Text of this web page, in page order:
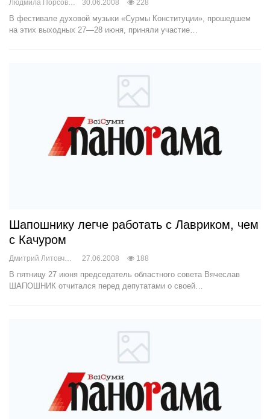
Людмила Порсова 30.06.2008 228
В фестивале духовой музыки «Сурмы Конституции», прошедшем
на этих выходных 27—28 июня, приняли участие…
Шапошнику легче работать с Лавриком, чем
с Качуром
27.06.2008 188
В пятницу 27 июня председатель областного совета Вячеслав
ШАПОШНИК отчитался перед депутатами о своей…